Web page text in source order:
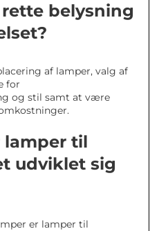
belysning
af lamper, valg af
for
og stil samt at være
lamper til
udviklet sig
er lamper til